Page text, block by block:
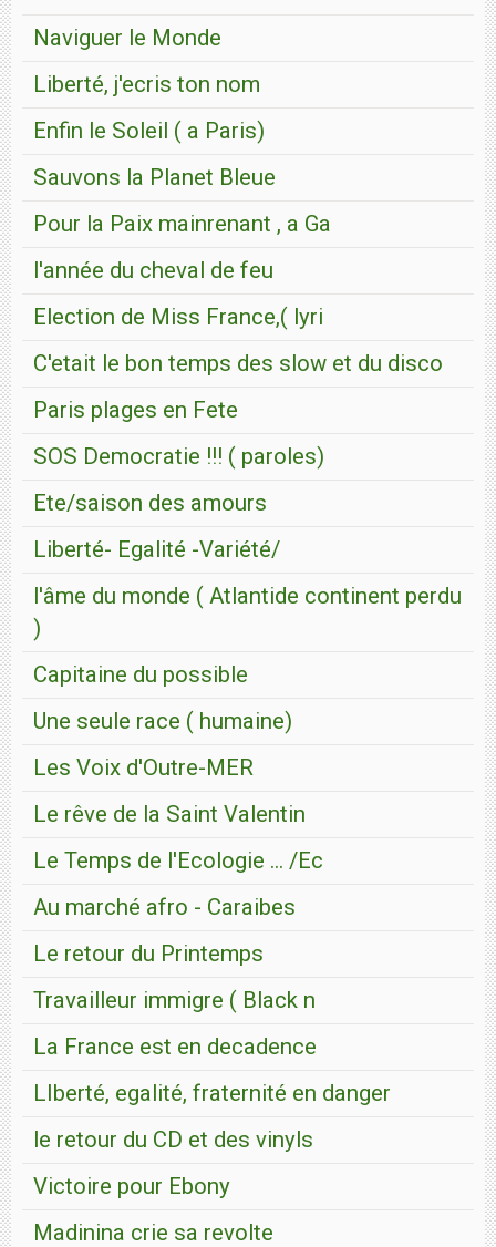
Naviguer le Monde
Liberté, j'ecris ton nom
Enfin le Soleil ( a Paris)
Sauvons la Planet Bleue
Pour la Paix mainrenant , a Ga
l'année du cheval de feu
Election de Miss France,( lyri
C'etait le bon temps des slow et du disco
Paris plages en Fete
SOS Democratie !!! ( paroles)
Ete/saison des amours
Liberté- Egalité -Variété/
l'âme du monde ( Atlantide continent perdu
)
Capitaine du possible
Une seule race ( humaine)
Les Voix d'Outre-MER
Le rêve de la Saint Valentin
Le Temps de l'Ecologie ... /Ec
Au marché afro - Caraibes
Le retour du Printemps
Travailleur immigre ( Black n
La France est en decadence
LIberté, egalité, fraternité en danger
le retour du CD et des vinyls
Victoire pour Ebony
Madinina crie sa revolte